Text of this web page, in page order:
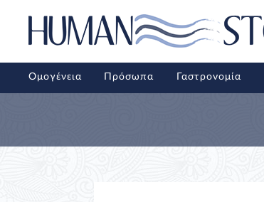
Ομογένεια Πρόσωπα Γαστρονομία